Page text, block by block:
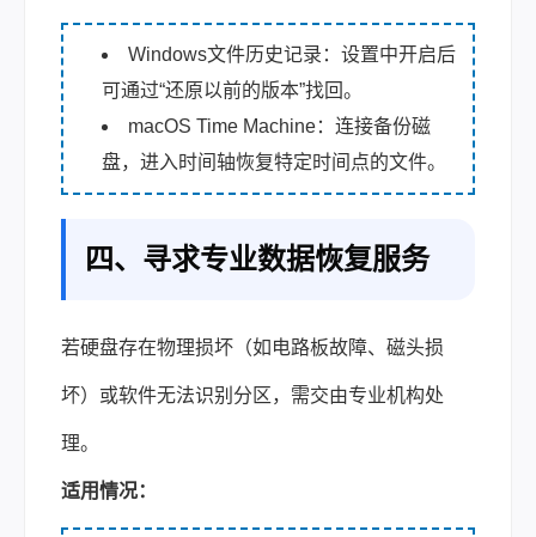
Windows文件历史记录：设置中开启后
可通过“还原以前的版本”找回。
macOS Time Machine：连接备份磁
盘，进入时间轴恢复特定时间点的文件。
四、寻求专业数据恢复服务
若硬盘存在物理损坏（如电路板故障、磁头损
坏）或软件无法识别分区，需交由专业机构处
理。
适用情况：